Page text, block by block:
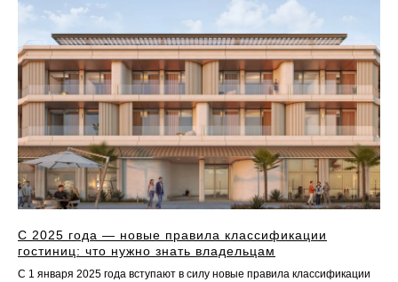
С 2025 года — новые правила классификации
гостиниц: что нужно знать владельцам
С 1 января 2025 года вступают в силу новые правила классификации